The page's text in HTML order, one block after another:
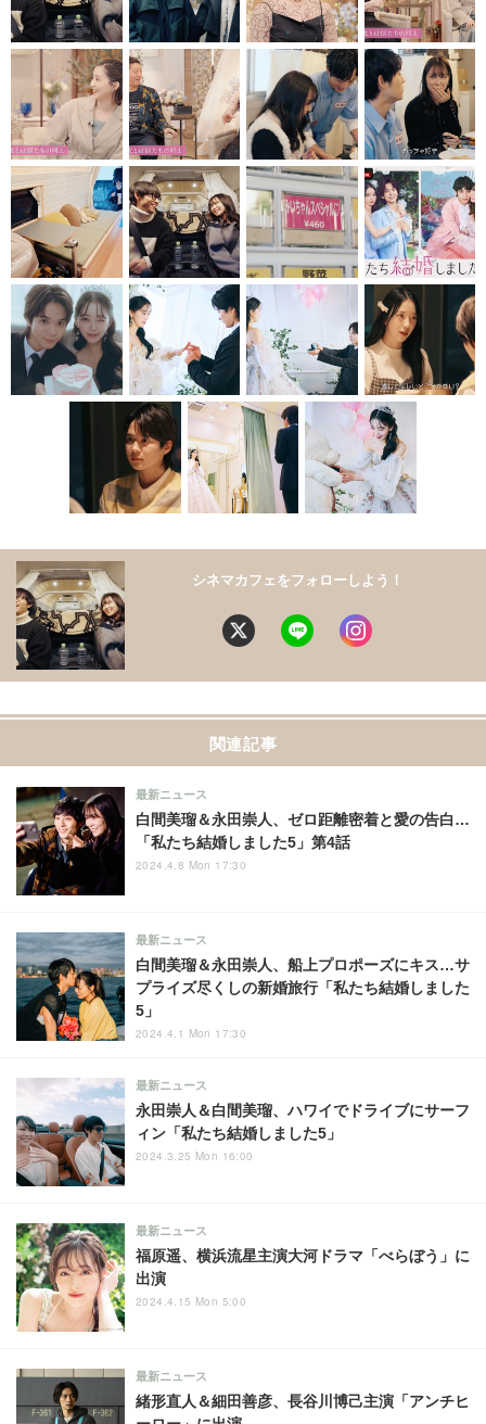
シネマカフェをフォローしよう！
関連記事
白間美瑠＆永田崇人、ゼロ距離密着と愛の告白…
「私たち結婚しました5」第4話
最新ニュース
2024.4.8 Mon 17:30
白間美瑠＆永田崇人、船上プロポーズにキス…サ
プライズ尽くしの新婚旅行「私たち結婚しました
5」
最新ニュース
2024.4.1 Mon 17:30
永田崇人＆白間美瑠、ハワイでドライブにサーフ
ィン「私たち結婚しました5」
最新ニュース
2024.3.25 Mon 16:00
福原遥、横浜流星主演大河ドラマ「べらぼう」に
出演
最新ニュース
2024.4.15 Mon 5:00
緒形直人＆細田善彦、長谷川博己主演「アンチヒ
最新ニュース